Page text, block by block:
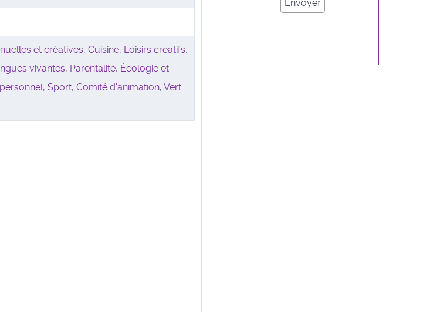
et créatives, Cuisine, Loisirs créatifs,
vivantes, Parentalité, Écologie et
, Sport, Comité d'animation, Vert